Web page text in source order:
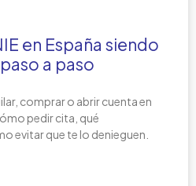
en España siendo
a paso
comprar o abrir cuenta en
pedir cita, qué
evitar que te lo denieguen.